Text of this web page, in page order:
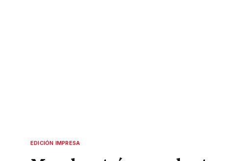
EDICIÓN IMPRESA